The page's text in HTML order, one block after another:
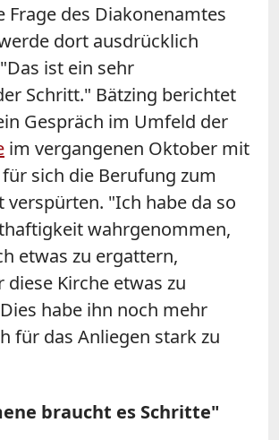
Frage des Diakonenamtes
dort ausdrücklich
ist ein sehr
Schritt." Bätzing berichtet
Gespräch im Umfeld der
im vergangenen Oktober mit
für sich die Berufung zum
verspürten. "Ich habe da so
wahrgenommen,
etwas zu ergattern,
Kirche etwas zu
habe ihn noch mehr
für das Anliegen stark zu
braucht es Schritte"